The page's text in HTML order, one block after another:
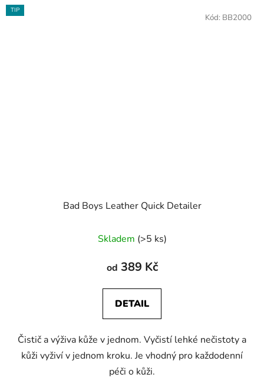
TIP
Bad Boys Leather Quick Detailer
Skladem (>5 ks)
od 389 Kč
DETAIL
Čistič a výživa kůže v jednom. Vyčistí lehké nečistoty a
kůži vyživí v jednom kroku. Je vhodný pro každodenní
péči o kůži.
Kód: BB2000